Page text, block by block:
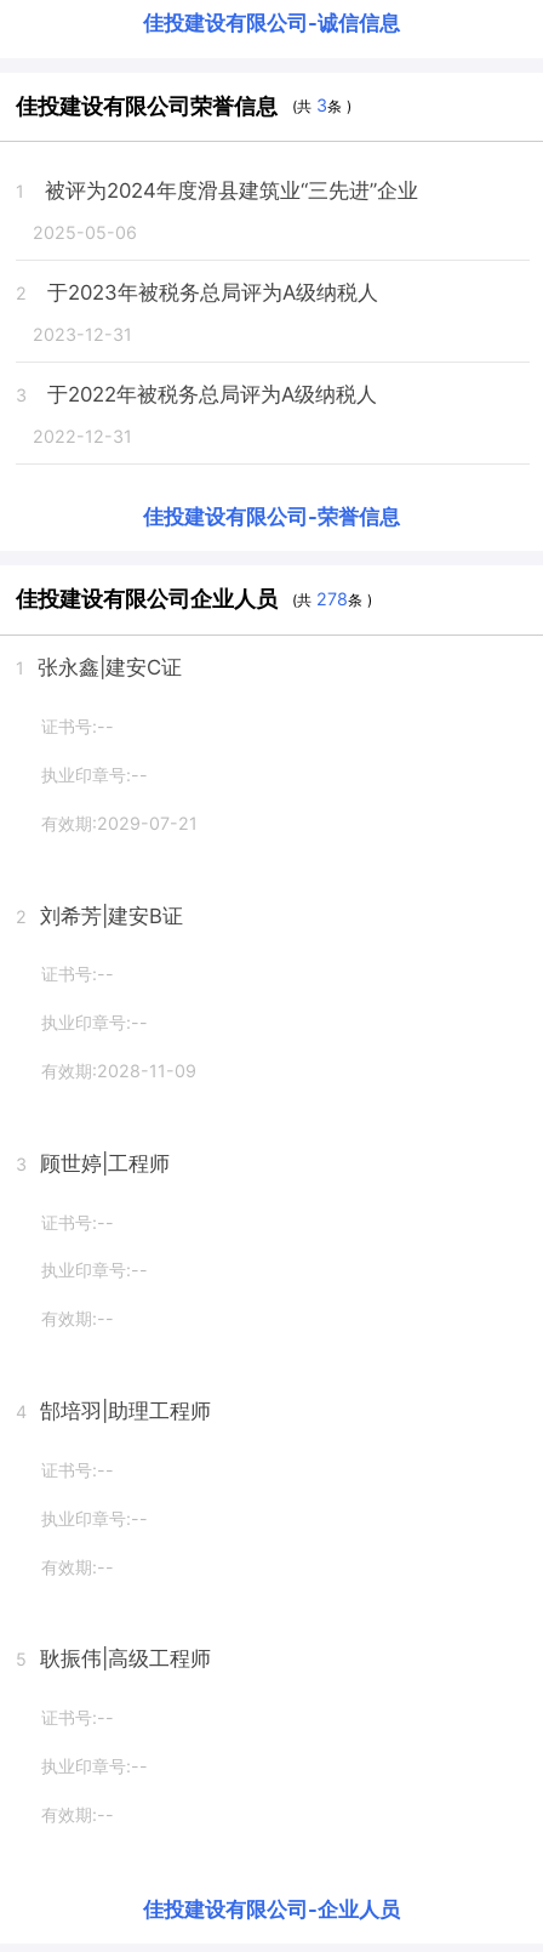
佳投建设有限公司 -诚信信息
佳投建设有限公司荣誉信息 (共 3条 )
1 被评为2024年度滑县建筑业“三先进”企业
2025-05-06
2 于2023年被税务总局评为A级纳税人
2023-12-31
3 于2022年被税务总局评为A级纳税人
2022-12-31
佳投建设有限公司 -荣誉信息
佳投建设有限公司企业人员 (共 278条 )
1 张永鑫 |建安C证
证书号:--
执业印章号:--
有效期:2029-07-21
2 刘希芳 |建安B证
证书号:--
执业印章号:--
有效期:2028-11-09
3 顾世婷 |工程师
证书号:--
执业印章号:--
有效期:--
4 郜培羽 |助理工程师
证书号:--
执业印章号:--
有效期:--
5 耿振伟 |高级工程师
证书号:--
执业印章号:--
有效期:--
佳投建设有限公司 -企业人员